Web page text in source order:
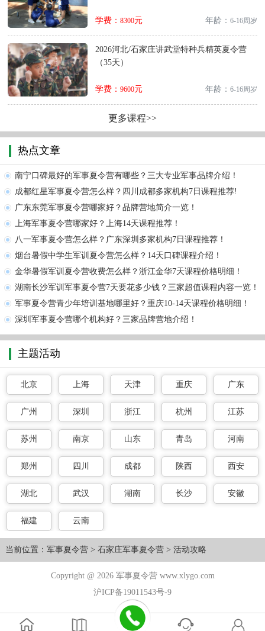
学费： 8300元 年龄： 6-16周岁
2026河北/石家庄讲武堂特种兵精英夏令营
（35天）
学费： 9600元 年龄： 6-16周岁
更多课程>>
热点文章
南宁口碑最好的军事夏令营有哪些？三大专业军事品牌介绍！
成都红星军事夏令营怎么样？四川成都多家机构7日课程推荐!
广东东莞军事夏令营哪家好？品牌营地简介一览！
上海军事夏令营哪家好？上海14天课程推荐！
八一军事夏令营怎么样？广东深圳多家机构7日课程推荐！
烟台暑假中学生军训夏令营怎么样？14天口碑课程介绍！
金华暑假军训夏令营收费怎么样？浙江金华7天课程价格明细！
湖南长沙军训军事夏令营7天要花多少钱？三家超值课程内容一览！
军事夏令营青少年培训基地哪里好？重庆10-14天课程价格明细！
深圳军事夏令营哪个机构好？三家品牌营地介绍！
主题活动
北京 上海 天津 重庆 广东
广州 深圳 浙江 杭州 江苏
苏州 南京 山东 青岛 河南
郑州 四川 成都 陕西 西安
湖北 武汉 湖南 长沙 安徽
福建 云南
当前位置： 军事夏令营> 石家庄军事夏令营> 活动攻略
Copyright @ 2026 军事夏令营 www.xlygo.com
沪ICP备19011543号-9